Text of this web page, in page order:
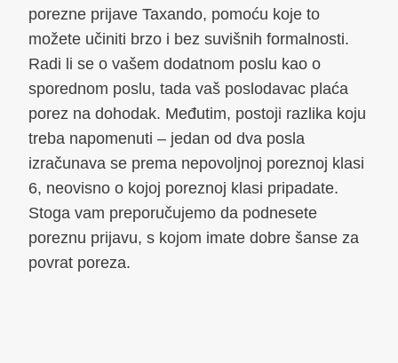
porezne prijave Taxando, pomoću koje to
možete učiniti brzo i bez suvišnih formalnosti.
Radi li se o vašem dodatnom poslu kao o
sporednom poslu, tada vaš poslodavac plaća
porez na dohodak. Međutim, postoji razlika koju
treba napomenuti – jedan od dva posla
izračunava se prema nepovoljnoj poreznoj klasi
6, neovisno o kojoj poreznoj klasi pripadate.
Stoga vam preporučujemo da podnesete
poreznu prijavu, s kojom imate dobre šanse za
povrat poreza.